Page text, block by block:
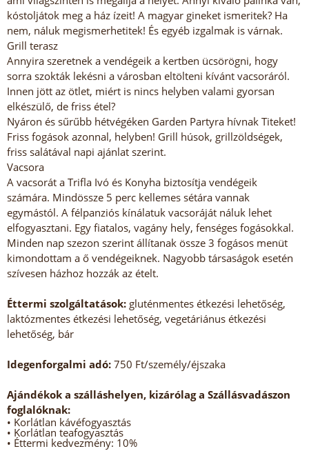
kóstoljátok meg a ház ízeit! A magyar gineket ismeritek? Ha
nem, náluk megismerhetitek! És egyéb izgalmak is várnak.
Grill terasz
Annyira szeretnek a vendégeik a kertben ücsörögni, hogy
sorra szokták lekésni a városban eltölteni kívánt vacsoráról.
Innen jött az ötlet, miért is nincs helyben valami gyorsan
elkészülő, de friss étel?
Nyáron és sűrűbb hétvégéken Garden Partyra hívnak Titeket!
Friss fogások azonnal, helyben! Grill húsok, grillzöldségek,
friss salátával napi ajánlat szerint.
Vacsora
A vacsorát a Trifla Ivó és Konyha biztosítja vendégeik
számára. Mindössze 5 perc kellemes sétára vannak
egymástól. A félpanziós kínálatuk vacsoráját náluk lehet
elfogyasztani. Egy fiatalos, vagány hely, fenséges fogásokkal.
Minden nap szezon szerint állítanak össze 3 fogásos menüt
kimondottam a ő vendégeiknek. Nagyobb társaságok esetén
szívesen házhoz hozzák az ételt.
Éttermi szolgáltatások: gluténmentes étkezési lehetőség,
laktózmentes étkezési lehetőség, vegetáriánus étkezési
lehetőség, bár
Idegenforgalmi adó: 750 Ft/személy/éjszaka
Ajándékok a szálláshelyen, kizárólag a Szállásvadászon
foglalóknak:
• Korlátlan kávéfogyasztás
• Korlátlan teafogyasztás
• Éttermi kedvezmény: 10%